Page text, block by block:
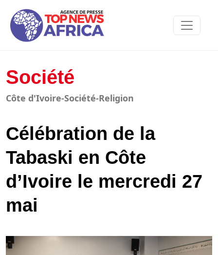
Société
Côte d'Ivoire-Société-Religion
Célébration de la
Tabaski en Côte
d’Ivoire le mercredi 27
mai